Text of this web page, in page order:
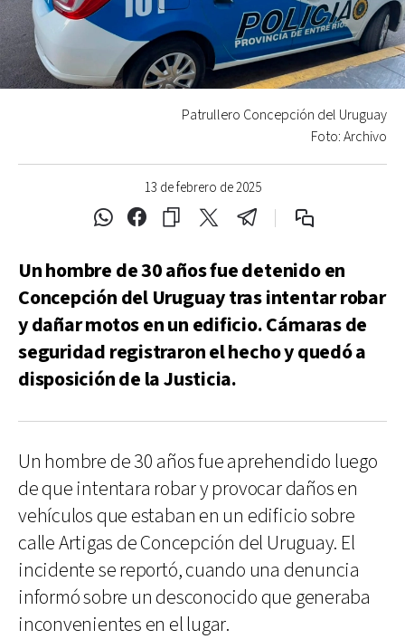
13 de febrero de 2025
Patrullero Concepción del Uruguay
Foto: Archivo
Un hombre de 30 años fue detenido en
Concepción del Uruguay tras intentar robar
y dañar motos en un edificio. Cámaras de
seguridad registraron el hecho y quedó a
disposición de la Justicia.
Un hombre de 30 años fue aprehendido luego
de que intentara robar y provocar daños en
vehículos que estaban en un edificio sobre
calle Artigas de Concepción del Uruguay. El
incidente se reportó, cuando una denuncia
informó sobre un desconocido que generaba
inconvenientes en el lugar.